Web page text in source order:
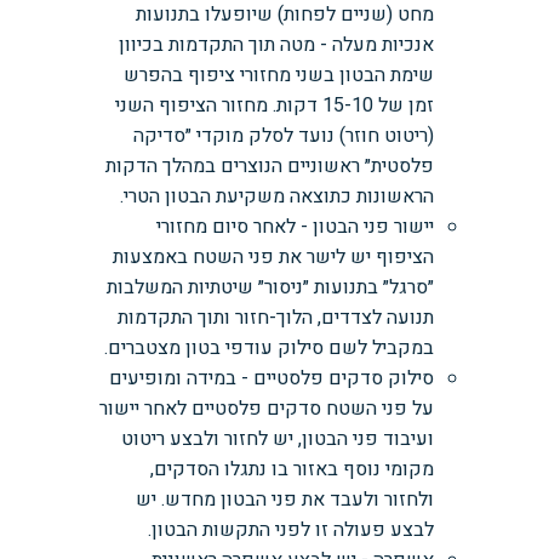
מחט (שניים לפחות) שיופעלו בתנועות
אנכיות מעלה - מטה תוך התקדמות בכיוון
שימת הבטון בשני מחזורי ציפוף בהפרש
זמן של 15-10 דקות. מחזור הציפוף השני
(ריטוט חוזר) נועד לסלק מוקדי ״סדיקה
פלסטית״ ראשוניים הנוצרים במהלך הדקות
הראשונות כתוצאה משקיעת הבטון הטרי.
יישור פני הבטון - לאחר סיום מחזורי
הציפוף יש לישר את פני השטח באמצעות
״סרגל״ בתנועות ״ניסור״ שיטתיות המשלבות
תנועה לצדדים, הלוך-חזור ותוך התקדמות
במקביל לשם סילוק עודפי בטון מצטברים.
סילוק סדקים פלסטיים - במידה ומופיעים
על פני השטח סדקים פלסטיים לאחר יישור
ועיבוד פני הבטון, יש לחזור ולבצע ריטוט
מקומי נוסף באזור בו נתגלו הסדקים,
ולחזור ולעבד את פני הבטון מחדש. יש
לבצע פעולה זו לפני התקשות הבטון.